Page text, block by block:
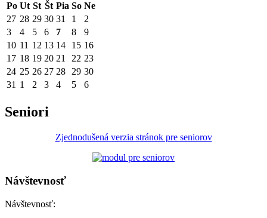
Po Ut St Št Pia So Ne
27 28 29 30 31 1
2
3
4 5 6 7 8
9
10 11 12 13 14 15 16
17 18 19 20 21 22 23
24 25 26 27 28 29 30
31 1 2 3 4 5 6
Seniori
Zjednodušená verzia stránok pre seniorov
Návštevnosť
Návštevnosť: